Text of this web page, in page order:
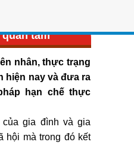
tâm
nhân, thực trạng
hiện nay và đưa ra
hạn chế thực
gia đình và gia
hội mà trong đó kết